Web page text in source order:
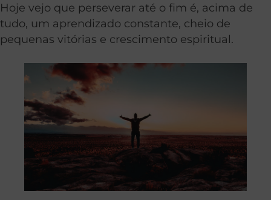
Hoje vejo que perseverar até o fim é, acima de
tudo, um aprendizado constante, cheio de
pequenas vitórias e crescimento espiritual.